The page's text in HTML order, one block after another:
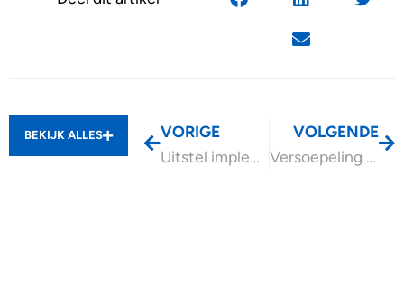
BEKIJK ALLES
VORIGE
Uitstel implementatie Richtlijn Loontransparantie
VOLGENDE
Versoepeling vereiste inkomensverklaring